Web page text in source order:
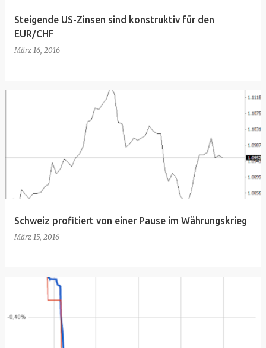
Steigende US-Zinsen sind konstruktiv für den
EUR/CHF
März 16, 2016
Schweiz profitiert von einer Pause im Währungskrieg
März 15, 2016